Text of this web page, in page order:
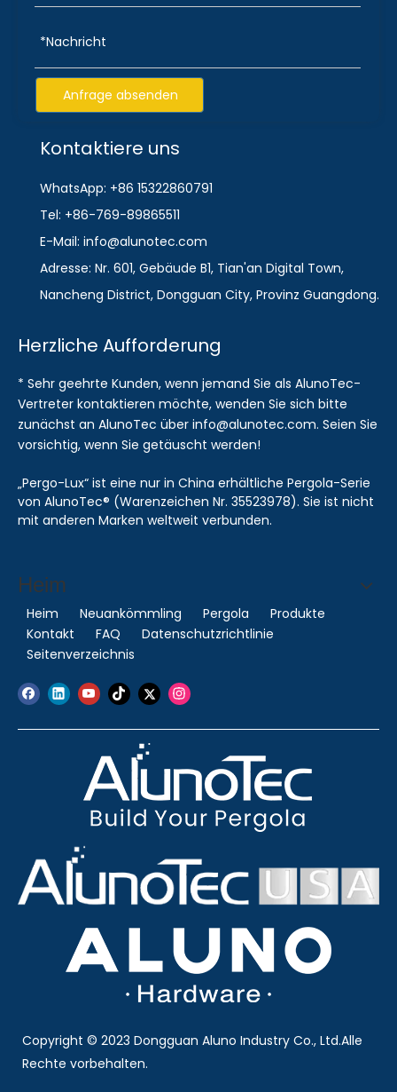
Anfrage absenden
Kontaktiere uns
WhatsApp: +86 15322860791
Tel: +86-769-89865511
E-Mail: info@alunotec.com
Adresse: Nr. 601, Gebäude B1, Tian'an Digital Town,
Nancheng District, Dongguan City, Provinz Guangdong.
Herzliche Aufforderung
* Sehr geehrte Kunden, wenn jemand Sie als AlunoTec-
Vertreter kontaktieren möchte, wenden Sie sich bitte
zunächst an AlunoTec über info@alunotec.com. Seien Sie
vorsichtig, wenn Sie getäuscht werden!
„Pergo-Lux“ ist eine nur in China erhältliche Pergola-Serie
von AlunoTec® (Warenzeichen Nr. 35523978). Sie ist nicht
mit anderen Marken weltweit verbunden.
Heim
Heim Neuankömmling Pergola
Produkte
Kontakt
FAQ
Datenschutzrichtlinie
Seitenverzeichnis
Copyright © 2023 Dongguan Aluno Industry Co., Ltd.Alle
Rechte vorbehalten.